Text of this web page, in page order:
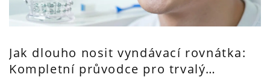
Jak dlouho nosit vyndávací rovnátka:
Kompletní průvodce pro trvalý